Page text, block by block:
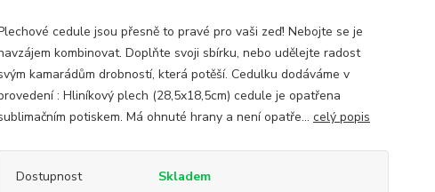
cedule jsou přesně to pravé pro vaši zeď! Nebojte se je
kombinovat. Doplňte svoji sbírku, nebo udělejte radost
kamarádům drobností, která potěší. Cedulku dodáváme v
: Hliníkový plech (28,5x18,5cm) cedule je opatřena
potiskem. Má ohnuté hrany a není opatře... celý popis
Dostupnost
Skladem